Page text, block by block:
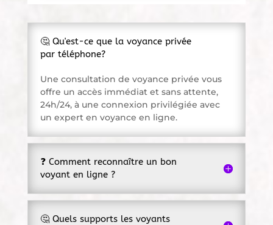
🤔 Qu'est-ce que la voyance privée
par téléphone?
Une consultation de voyance privée vous
offre un accès immédiat et sans attente,
24h/24, à une connexion privilégiée avec
un expert en voyance en ligne.
❓ Comment reconnaître un bon
voyant en ligne ?
🤔 Quels supports les voyants